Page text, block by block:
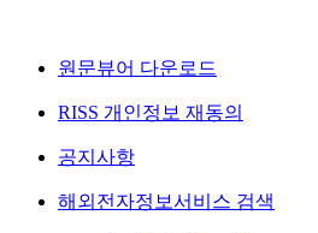
원문뷰어 다운로드
RISS 개인정보 재동의
공지사항
해외전자정보서비스 검색